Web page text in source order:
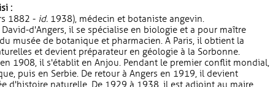
:
1882 - id. 1938), médecin et botaniste angevin.
d'Angers, il se spécialise en biologie et a pour maître
musée de botanique et pharmacien. A Paris, il obtient la
et devient préparateur en géologie à la Sorbonne.
1908, il s'établit en Anjou. Pendant le premier conflit mondial,
puis en Serbie. De retour à Angers en 1919, il devient
d'histoire naturelle. De 1929 à 1938, il est adjoint au maire,